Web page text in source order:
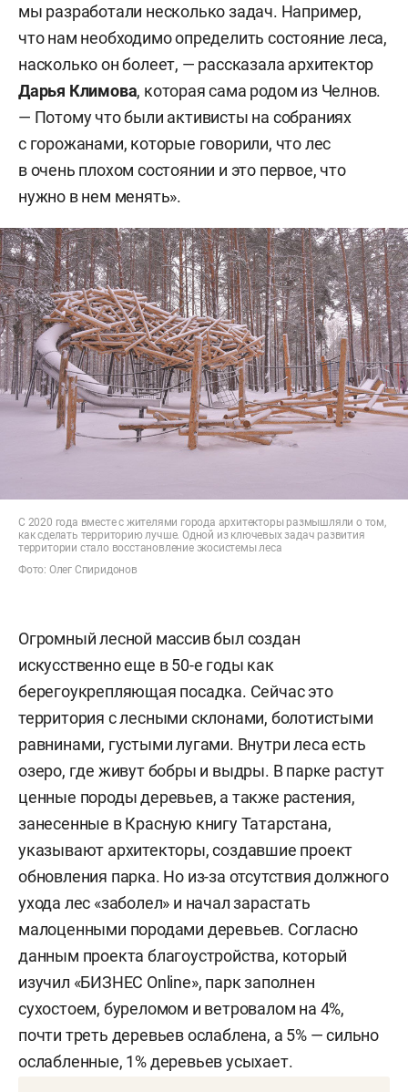
мы разработали несколько задач. Например,
что нам необходимо определить состояние леса,
насколько он болеет, — рассказала архитектор
Дарья Климова, которая сама родом из Челнов.
— Потому что были активисты на собраниях
с горожанами, которые говорили, что лес
в очень плохом состоянии и это первое, что
нужно в нем менять».
С 2020 года вместе с жителями города архитекторы размышляли о том,
как сделать территорию лучше. Одной из ключевых задач развития
территории стало восстановление экосистемы леса
Фото: Олег Спиридонов
Огромный лесной массив был создан
искусственно еще в 50-е годы как
берегоукрепляющая посадка. Сейчас это
территория с лесными склонами, болотистыми
равнинами, густыми лугами. Внутри леса есть
озеро, где живут бобры и выдры. В парке растут
ценные породы деревьев, а также растения,
занесенные в Красную книгу Татарстана,
указывают архитекторы, создавшие проект
обновления парка. Но из-за отсутствия должного
ухода лес «заболел» и начал зарастать
малоценными породами деревьев. Согласно
данным проекта благоустройства, который
изучил «БИЗНЕС Online», парк заполнен
сухостоем, буреломом и ветровалом на 4%,
почти треть деревьев ослаблена, а 5% — сильно
ослабленные, 1% деревьев усыхает.